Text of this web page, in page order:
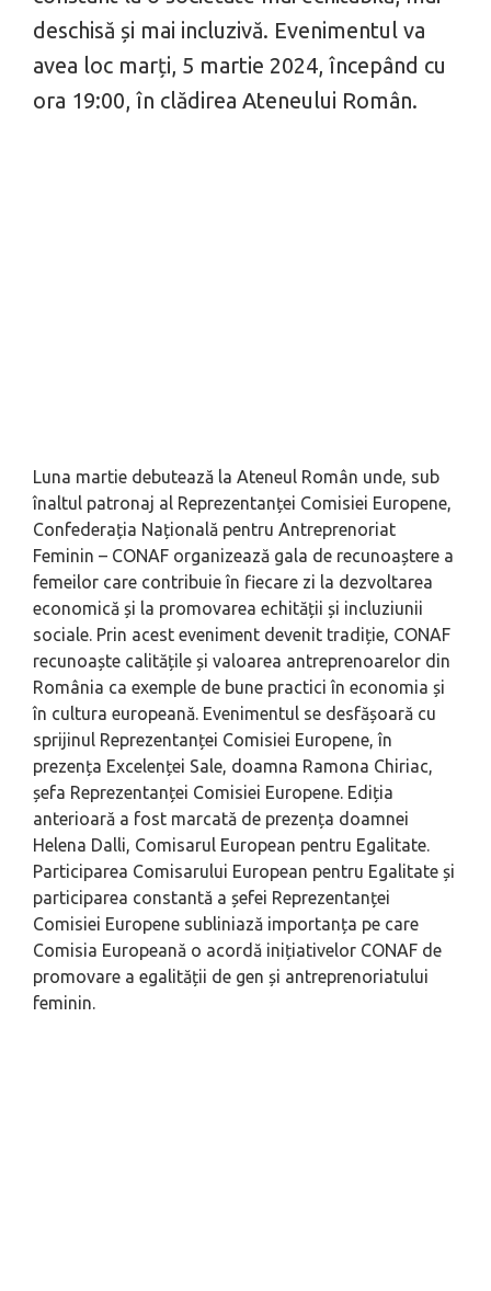
deschisă și mai incluzivă. Evenimentul va
avea loc marți, 5 martie 2024, începând cu
ora 19:00, în clădirea Ateneului Român.
Luna martie debutează la Ateneul Român unde, sub
înaltul patronaj al Reprezentanței Comisiei Europene,
Confederația Națională pentru Antreprenoriat
Feminin – CONAF organizează gala de recunoaștere a
femeilor care contribuie în fiecare zi la dezvoltarea
economică și la promovarea echității și incluziunii
sociale. Prin acest eveniment devenit tradiție, CONAF
recunoaște calitățile și valoarea antreprenoarelor din
România ca exemple de bune practici în economia și
în cultura europeană. Evenimentul se desfășoară cu
sprijinul Reprezentanței Comisiei Europene, în
prezența Excelenței Sale, doamna Ramona Chiriac,
șefa Reprezentanței Comisiei Europene. Ediția
anterioară a fost marcată de prezența doamnei
Helena Dalli, Comisarul European pentru Egalitate.
Participarea Comisarului European pentru Egalitate și
participarea constantă a șefei Reprezentanței
Comisiei Europene subliniază importanța pe care
Comisia Europeană o acordă inițiativelor CONAF de
promovare a egalității de gen și antreprenoriatului
feminin.